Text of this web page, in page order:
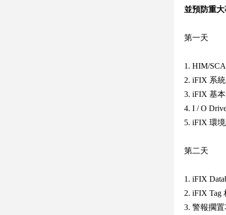
並預防重
第一天
1. HIM/
2. iFIX 系
3. iFIX 基
4. I / O
5. iFIX 環
第二天
1. iFIX
2. iFIX Tag
3. 警報擱